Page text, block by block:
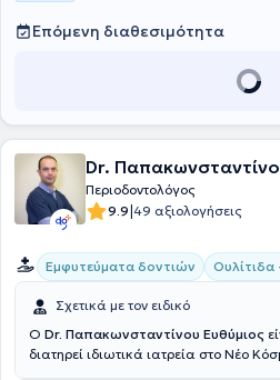
Επόμενη διαθεσιμότητα
Dr.
Περιοδοντολόγος
9.9|49 αξιολογήσεις
Εμφυτεύματα δοντιών Ουλίτιδα
Σχετικά με τον ειδικό
Ο Dr. Παπακωνσταντίνου Ευθύμιος
διατηρεί ιδιωτικά ιατρεία στο Νέο